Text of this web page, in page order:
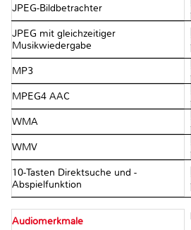
JPEG-Bildbetrachter
JPEG mit gleichzeitiger
Musikwiedergabe
MP3
MPEG4 AAC
WMA
WMV
10-Tasten Direktsuche und -
Abspielfunktion
Audiomerkmale